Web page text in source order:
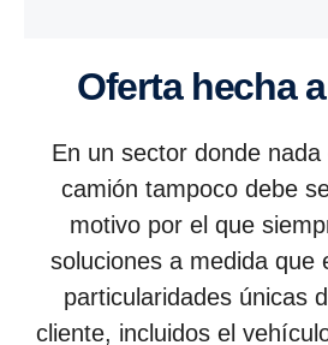
Oferta hecha
En un sector donde
camión tampoco debe
motivo por el que
soluciones a medida que
particularidades únicas
cliente, incluidos el